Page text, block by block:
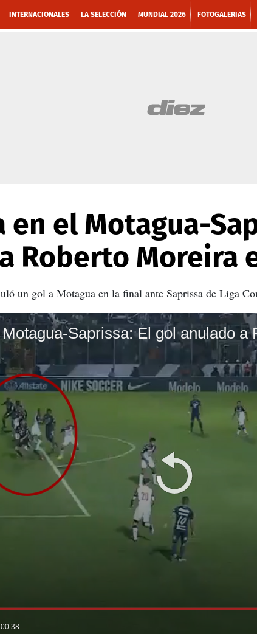
INTERNACIONALES LA SELECCIÓN MUNDIAL 2026 FOTOGALERIAS
en el Motagua-
Roberto Moreira
un gol a Motagua en la final ante Saprissa de Liga
00:38